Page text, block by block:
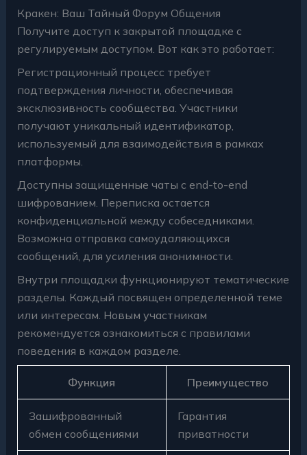
Кракен: Ваш Тайный Форум Общения
Получите доступ к закрытой площадке с
регулируемым доступом. Вот как это работает:
Регистрационный процесс требует
подтверждения личности, обеспечивая
эксклюзивность сообщества. Участники
получают уникальный идентификатор,
используемый для взаимодействия в рамках
платформы.
Доступны защищенные чаты с end-to-end
шифрованием. Переписка остается
конфиденциальной между собеседниками.
Возможна отправка самоудаляющихся
сообщений, для усиления анонимности.
Внутри площадки функционируют тематические
разделы. Каждый посвящен определенной теме
или интересам. Новым участникам
рекомендуется ознакомиться с правилами
поведения в каждом разделе.
Функция Преимущество
Зашифрованный
обмен сообщениями
Гарантия
приватности